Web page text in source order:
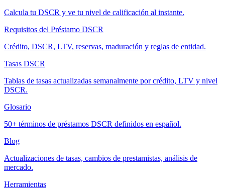
Calcula tu DSCR y ve tu nivel de calificación al instante.
Requisitos del Préstamo DSCR
Crédito, DSCR, LTV, reservas, maduración y reglas de entidad.
Tasas DSCR
Tablas de tasas actualizadas semanalmente por crédito, LTV y nivel
DSCR.
Glosario
50+ términos de préstamos DSCR definidos en español.
Blog
Actualizaciones de tasas, cambios de prestamistas, análisis de
mercado.
Herramientas